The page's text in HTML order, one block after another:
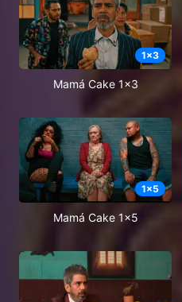
1x3
Mamá Cake 1x3
1x5
Mamá Cake 1x5